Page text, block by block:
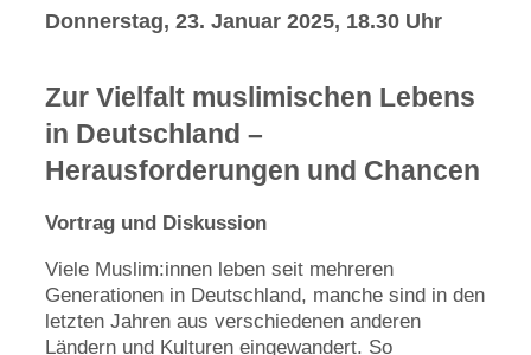
Donnerstag, 23. Januar 2025, 18.30 Uhr
Zur Vielfalt muslimischen Lebens
in Deutschland –
Herausforderungen und Chancen
Vortrag und Diskussion
Viele Muslim:innen leben seit mehreren
Generationen in Deutschland, manche sind in den
letzten Jahren aus verschiedenen anderen
Ländern und Kulturen eingewandert. So